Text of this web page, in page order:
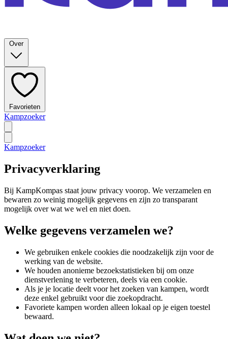
Over
Favorieten
Kampzoeker
Kampzoeker
Privacyverklaring
Bij KampKompas staat jouw privacy voorop. We verzamelen en
bewaren zo weinig mogelijk gegevens en zijn zo transparant
mogelijk over wat we wel en niet doen.
Welke gegevens verzamelen we?
We gebruiken enkele cookies die noodzakelijk zijn voor de
werking van de website.
We houden anonieme bezoekstatistieken bij om onze
dienstverlening te verbeteren, deels via een cookie.
Als je je locatie deelt voor het zoeken van kampen, wordt
deze enkel gebruikt voor die zoekopdracht.
Favoriete kampen worden alleen lokaal op je eigen toestel
bewaard.